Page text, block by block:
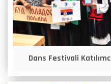
Dans Festivali